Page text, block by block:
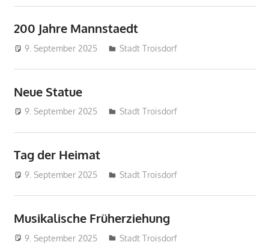
200 Jahre Mannstaedt
9. September 2025 treffpunkt
Stadt Troisdorf
Neue Statue
9. September 2025 treffpunkt
Stadt Troisdorf
Tag der Heimat
9. September 2025 treffpunkt
Stadt Troisdorf
Musikalische Früherziehung
9. September 2025 treffpunkt
Stadt Troisdorf